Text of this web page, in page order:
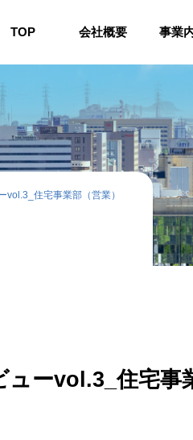
TOP 会社概要 事業
vol.3_住宅事業部（営業）
ーvol.3_住宅事